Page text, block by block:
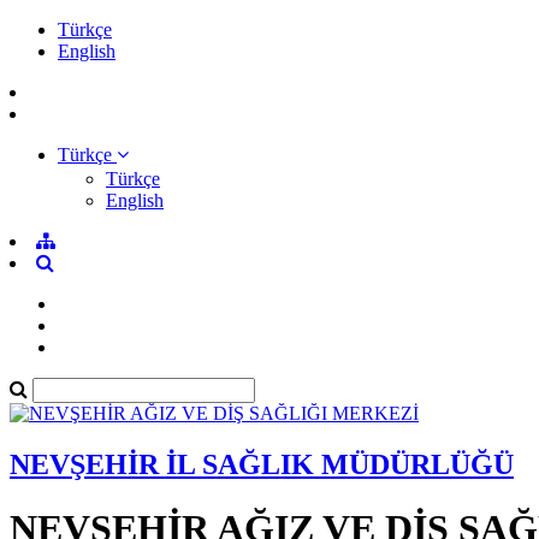
Türkçe
English
Türkçe
Türkçe
English
NEVŞEHİR İL SAĞLIK MÜDÜRLÜĞÜ
NEVŞEHİR AĞIZ VE DİŞ